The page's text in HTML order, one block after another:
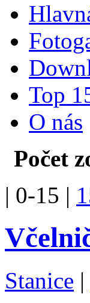
Top
O nás
Počet
| 0-15 |
Stanice |